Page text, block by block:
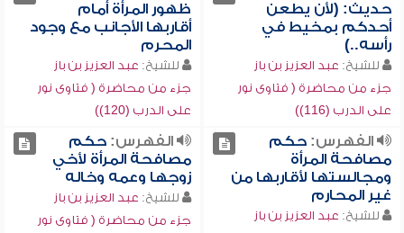
حديث: (لأن يطعن
أحدكم بمخيط في
رأسه..)
للشيخ: عبد العزيز بن باز
جزء من محاضرة ( فتاوى نور
على الدرب (116))
ظهور المرأة أمام
أقاربها الأجانب مع وجود
المحرم
للشيخ: عبد العزيز بن باز
جزء من محاضرة ( فتاوى نور
على الدرب (120))
الفهرس:حكم
مصافحة المرأة
ومجالستها لأقاربها من
غير المحارم
للشيخ: عبد العزيز بن باز
الفهرس:حكم
مصافحة المرأة لأخي
زوجها وعمه وخاله
للشيخ: عبد العزيز بن باز
جزء من محاضرة ( فتاوى نور